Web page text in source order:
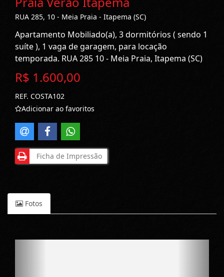
RUA 285, 10 - Meia Praia - Itapema (SC)
Apartamento Mobiliado(a), 3 dormitórios ( sendo 1
suíte ), 1 vaga de garagem, para locação
temporada. RUA 285 10 - Meia Praia, Itapema (SC)
R$ 1.600,00
REF. COSTA102
Adicionar ao favoritos
Ficha de Impressão
Fotos